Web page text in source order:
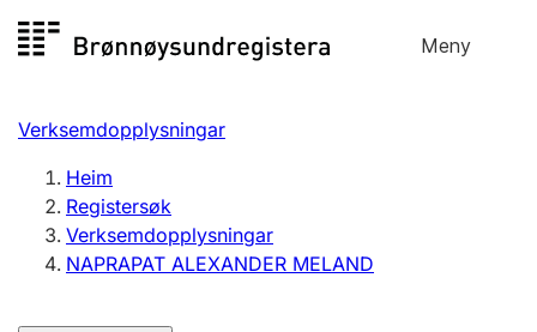
til
Meny
Registersøk
Aksjeselskap
Enkeltpersonføretak
Registrere, endre, slette
Verksemdopplysningar
Heim
Registersøk
Verksemdopplysningar
NAPRAPAT ALEXANDER MELAND